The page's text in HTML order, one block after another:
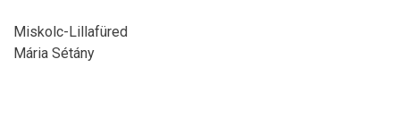
Miskolc-Lillafüred
Mária Sétány